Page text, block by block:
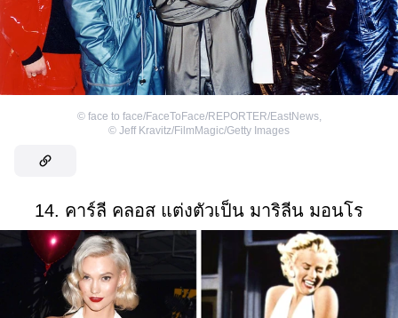
© face to face/FaceToFace/REPORTER/EastNews,
© Jeff Kravitz/FilmMagic/Getty Images
14. คาร์ลี คลอส แต่งตัวเป็น มาริลีน มอนโร